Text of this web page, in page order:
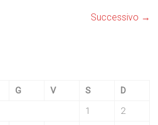
Successivo →
G V S
D
1
2